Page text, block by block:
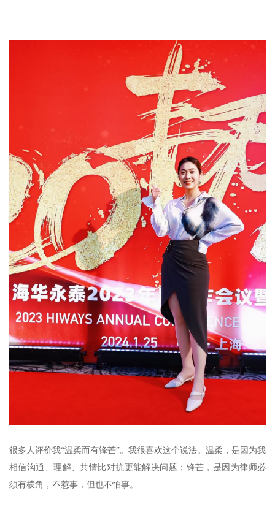
很多人评价我“温柔而有锋芒”。我很喜欢这个说法。温柔，是因为我
相信沟通、理解、共情比对抗更能解决问题；锋芒，是因为律师必
须有棱角，不惹事，但也不怕事。